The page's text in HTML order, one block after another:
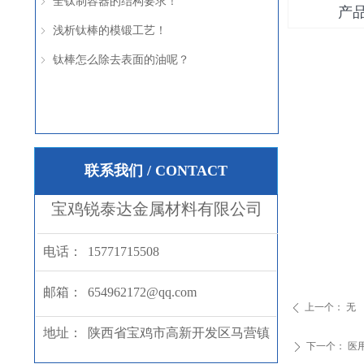
ꄴ 上一个： 无
ꄲ 下一个： 医
产
联系我们 / CONTACT
电话： 15771715508
邮箱： 654962172@qq.com
地址： 陕西省宝鸡市高新开发区马营镇
ꁇ 浅析钛棒的模锻工艺！
ꁇ 钛棒怎么除去表面的油呢？
宝鸡锐泰达金属材料有限公司